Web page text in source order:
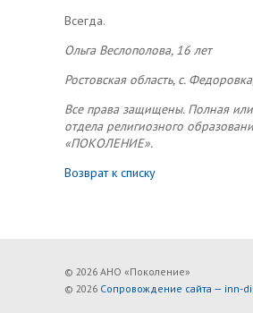
Всегда.
Ольга Веслополова, 16 лет
Ростовская область, с.
Все права защищены. Полная
отдела религиозного
«ПОКОЛЕНИЕ».
Возврат к списку
© 2026 АНО «Поколение»
© 2026 Сопровождение сайта — inn-